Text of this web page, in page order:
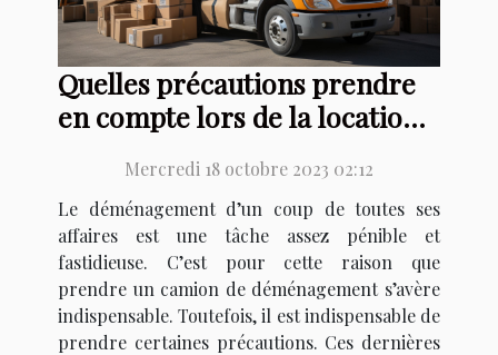
Quelles précautions prendre
en compte lors de la location
déménagement ?
Mercredi 18 octobre 2023 02:12
Le déménagement d’un coup de toutes ses
affaires est une tâche assez pénible et
fastidieuse. C’est pour cette raison que
prendre un camion de déménagement s’avère
indispensable. Toutefois, il est indispensable de
prendre certaines précautions. Ces dernières